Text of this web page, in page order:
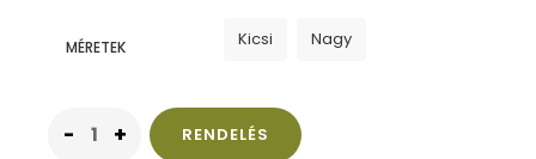
MÉRETEK Kicsi Nagy
RENDELÉS